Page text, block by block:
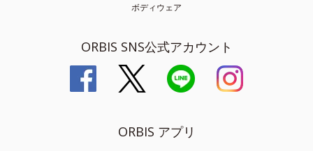
ボディウェア
ORBIS SNS公式アカウント
ORBIS アプリ